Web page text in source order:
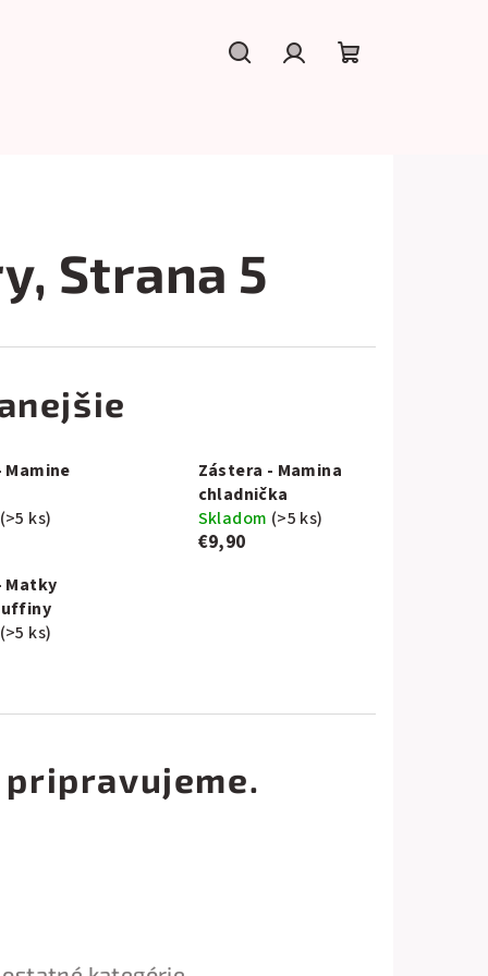
, Strana 5
(>5 ks)
Zástera - Mamina
chladnička
Skladom (>5 ks)
€9,90
Matky
(>5 ks)